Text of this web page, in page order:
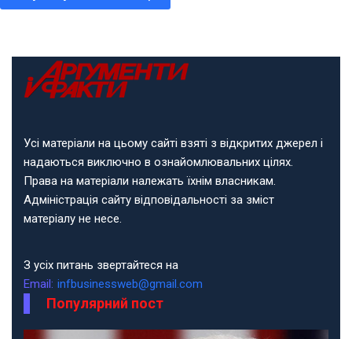
Усі матеріали на цьому сайті взяті з відкритих джерел і
надаються виключно в ознайомлювальних цілях.
Права на матеріали належать їхнім власникам.
Адміністрація сайту відповідальності за зміст
матеріалу не несе.
З усіх питань звертайтеся на
Email: infbusinessweb@gmail.com
Популярний пост